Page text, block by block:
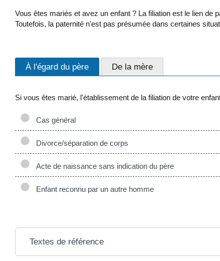
Vous êtes mariés et avez un enfant ? La filiation est le lien de
Toutefois, la paternité n'est pas présumée dans certaines
À l'égard du père De la mère
Si vous êtes marié, l'établissement de la filiation de votre
Cas général
Divorce/séparation de corps
Acte de naissance sans indication du père
Enfant reconnu par un autre homme
Textes de référence